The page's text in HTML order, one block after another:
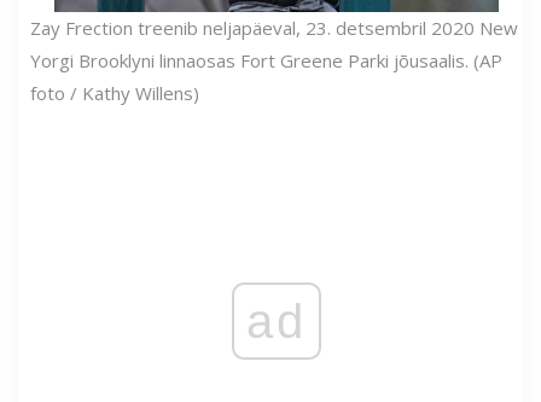
Zay Frection treenib neljapäeval, 23. detsembril 2020 New
Yorgi Brooklyni linnaosas Fort Greene Parki jõusaalis. (AP
foto / Kathy Willens)
ad